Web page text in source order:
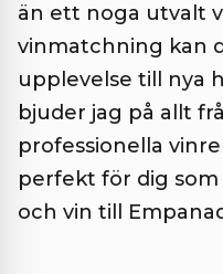
än ett noga utvalt
vinmatchning kan
upplevelse till nya
bjuder jag på allt
professionella
perfekt för dig
och vin till